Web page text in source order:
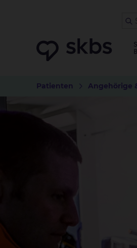
Patienten Angehörige